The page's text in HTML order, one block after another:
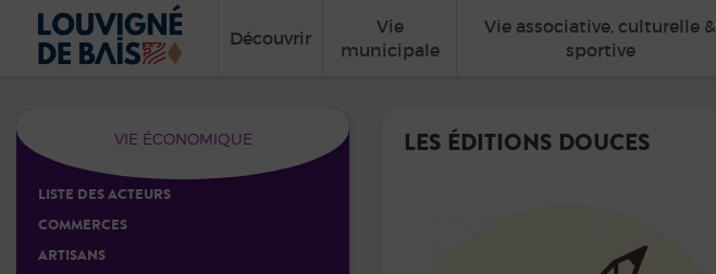
Découvrir
Vie
municipale
Vie associative, culturelle &
sportive
VIE ÉCONOMIQUE
LISTE DES ACTEURS
COMMERCES
ARTISANS
LES ÉDITIONS DOUCES